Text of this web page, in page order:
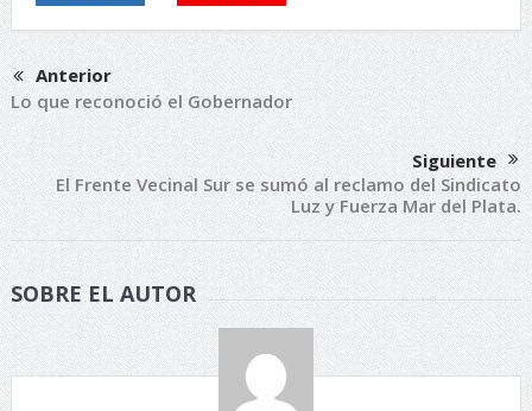
Anterior
Lo que reconoció el Gobernador
Siguiente
El Frente Vecinal Sur se sumó al reclamo del Sindicato
Luz y Fuerza Mar del Plata.
SOBRE EL AUTOR